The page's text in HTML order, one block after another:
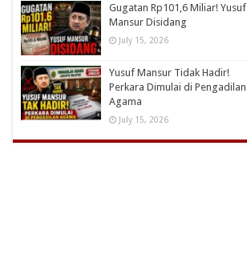
Gugatan Rp101,6 Miliar! Yusuf
Mansur Disidang
July 15, 2026
Yusuf Mansur Tidak Hadir!
Perkara Dimulai di Pengadilan
Agama
July 15, 2026